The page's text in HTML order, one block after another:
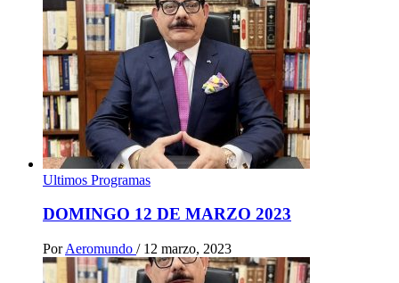
Ultimos Programas
DOMINGO 12 DE MARZO 2023
Por Aeromundo / 12 marzo, 2023